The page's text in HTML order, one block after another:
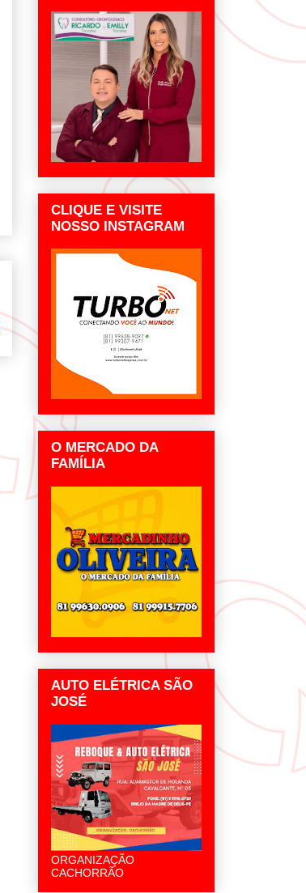
CLIQUE E VISITE
NOSSO INSTAGRAM
O MERCADO DA
FAMÍLIA
AUTO ELÉTRICA SÃO
JOSÉ
ORGANIZAÇÃO
CACHORRÃO